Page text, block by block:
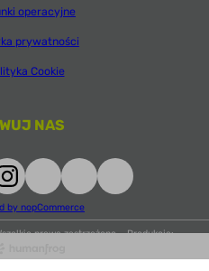
operacyjne
prywatności
Cookie
NAS
prawa zastrzeżone. Produkcja:
by nopCommerce